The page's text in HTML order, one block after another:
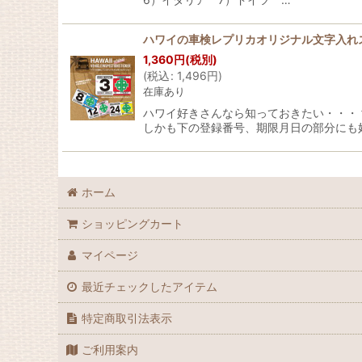
ハワイの車検レプリカオリジナル文字入れ
1,360円(税別)
(税込: 1,496円)
在庫あり
ハワイ好きさんなら知っておきたい・・
しかも下の登録番号、期限月日の部分に
ホーム
ショッピングカート
マイページ
最近チェックしたアイテム
特定商取引法表示
ご利用案内